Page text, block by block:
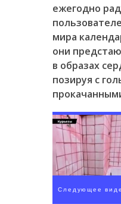
ежегодно
мира
они
в образах
позируя с
Следующее